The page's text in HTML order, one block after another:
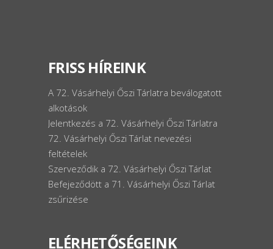
FRISS HÍREINK
A 72. Vásárhelyi Őszi Tárlatra beválogatott
alkotások
Jelentkezés a 72. Vásárhelyi Őszi Tárlatra
72. Vásárhelyi Őszi Tárlat nevezési
feltételek
Szerveződik a 72. Vásárhelyi Őszi Tárlat
Befejeződött a 71. Vásárhelyi Őszi Tárlat
zsűrizése
ELÉRHETŐSÉGEINK